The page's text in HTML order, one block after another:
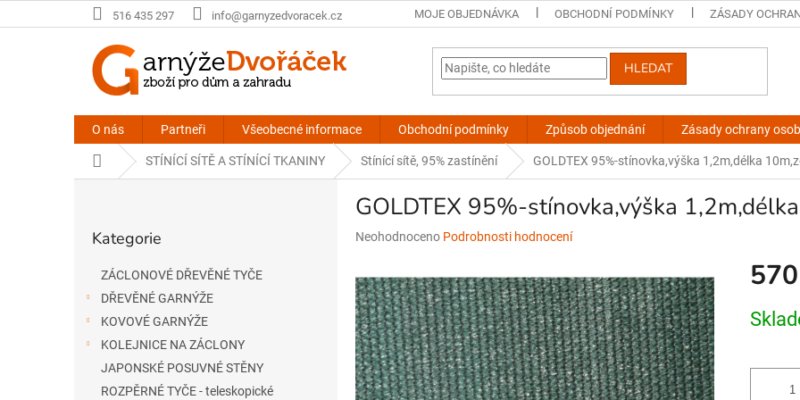
na
516 435 297 info@garnyzedvoracek.cz MOJE OBJEDNÁVKA OBCHODNÍ PODMÍNKY ZÁSADY
HLEDAT
O nás Partneři Všeobecné informace Obchodní podmínky Způsob objednání Zásady ochrany
Domů STÍNÍCÍ SÍTĚ A STÍNÍCÍ TKANINY Stínící sítě, 95% zastínění GOLDTEX 95%-stínovka,výška 1,2m,délka
kategorie
Kategorie
ZÁCLONOVÉ DŘEVĚNÉ TYČE
DŘEVĚNÉ GARNÝŽE
KOVOVÉ GARNÝŽE
KOLEJNICE NA ZÁCLONY
JAPONSKÉ POSUVNÉ STĚNY
ROZPĚRNÉ TYČE - teleskopické
GOLDTEX 95%-stínovka,výška
Průměrné
je
0,0
z
5
hvězdiček.
Neohodnoceno Podrobnosti hodnocení
cena: